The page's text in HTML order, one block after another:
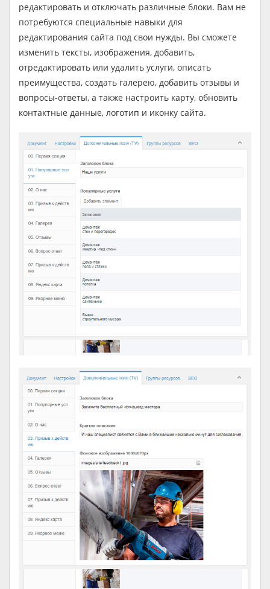
редактировать и отключать различные блоки. Вам не
потребуются специальные навыки для
редактирования сайта под свои нужды. Вы сможете
изменить тексты, изображения, добавить,
отредактировать или удалить услуги, описать
преимущества, создать галерею, добавить отзывы и
вопросы-ответы, а также настроить карту, обновить
контактные данные, логотип и иконку сайта.